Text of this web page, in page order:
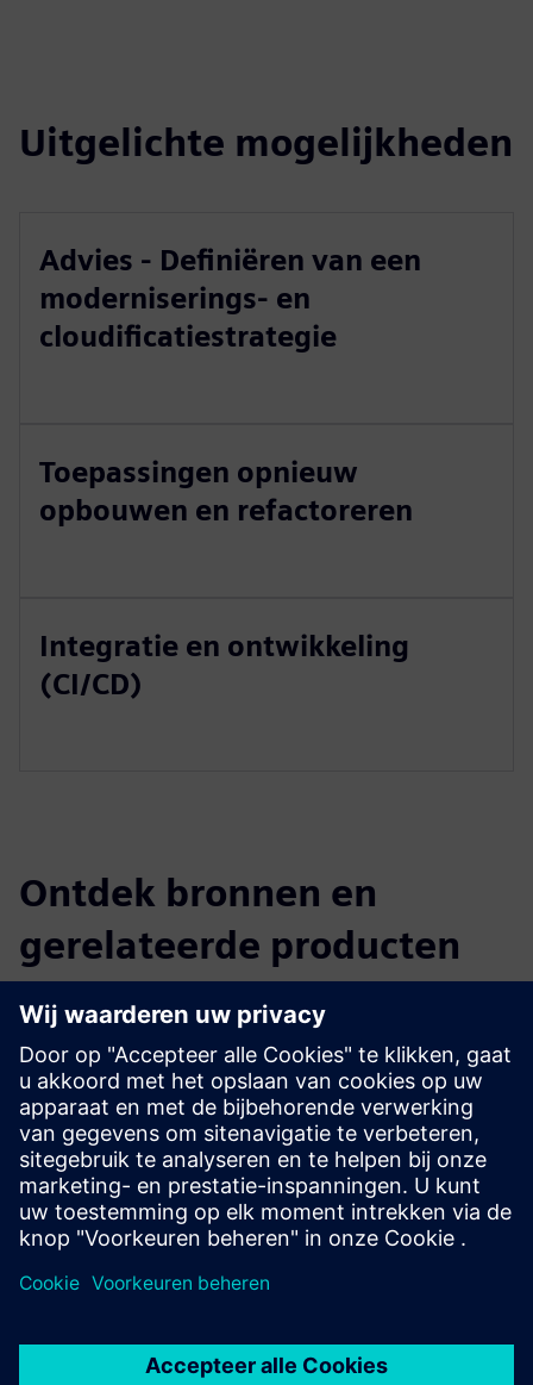
Uitgelichte mogelijkheden
Advies - Definiëren van een
moderniserings- en
cloudificatiestrategie
Toepassingen opnieuw
opbouwen en refactoreren
Integratie en ontwikkeling
(CI/CD)
Ontdek bronnen en
gerelateerde producten
Aanvullende informatie en bronnen
Whitepaper - Modernisering van apps en cloudmigratie met
Eviden & Mendix
Vereisten